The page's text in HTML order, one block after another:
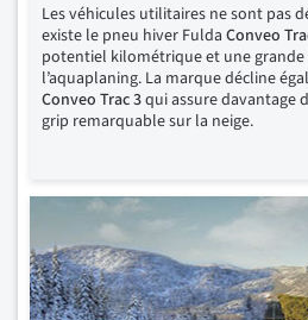
Les véhicules utilitaires ne sont pas
existe le pneu hiver Fulda Conveo
potentiel kilométrique et une grande
l’aquaplaning. La marque décline
Conveo Trac 3qui assure davantage
grip remarquable sur la neige.